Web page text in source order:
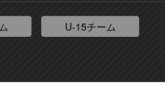
U-15チーム